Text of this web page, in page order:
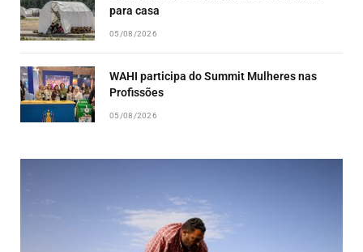
para casa
05/08/2026
WAHI participa do Summit Mulheres nas
Profissões
05/08/2026